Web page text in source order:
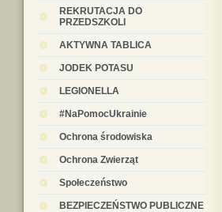
REKRUTACJA DO
PRZEDSZKOLI
AKTYWNA TABLICA
JODEK POTASU
LEGIONELLA
#NaPomocUkrainie
Ochrona środowiska
Ochrona Zwierząt
Społeczeństwo
BEZPIECZEŃSTWO PUBLICZNE